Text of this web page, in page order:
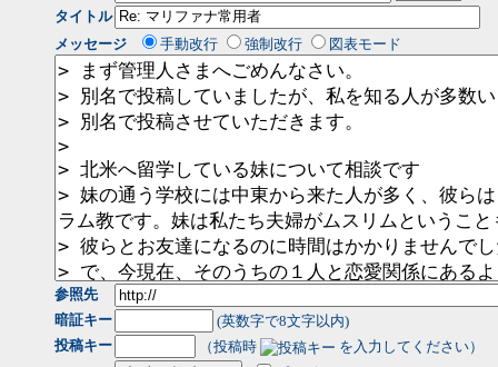
タイトル
メッセージ
手動改行 強制改行 図表モード
参照先
暗証キー
(英数字で8文字以内)
投稿キー
（投稿時
を入力してください）